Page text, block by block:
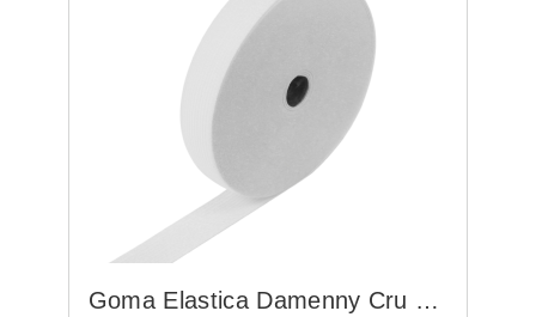
Goma Elastica Damenny Cru 35